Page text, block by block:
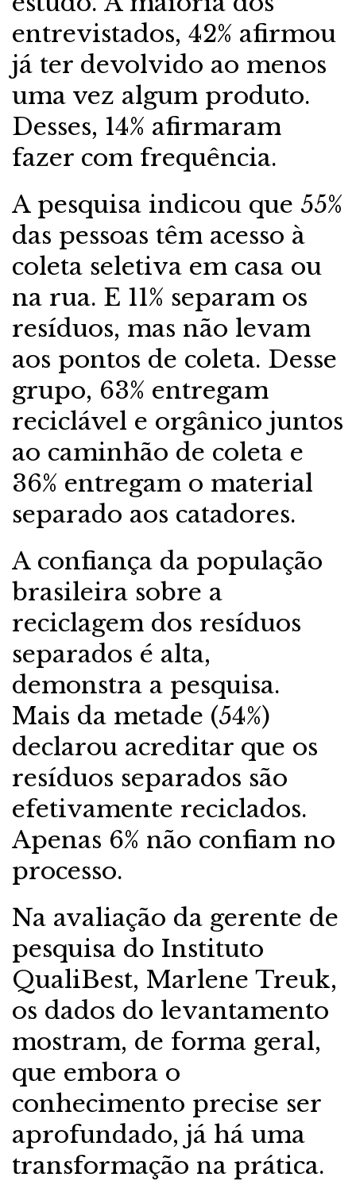
entrevistados, 42% afirmou
já ter devolvido ao menos
uma vez algum produto.
Desses, 14% afirmaram
fazer com frequência.
A pesquisa indicou que 55%
das pessoas têm acesso à
coleta seletiva em casa ou
na rua. E 11% separam os
resíduos, mas não levam
aos pontos de coleta. Desse
grupo, 63% entregam
reciclável e orgânico juntos
ao caminhão de coleta e
36% entregam o material
separado aos catadores.
A confiança da população
brasileira sobre a
reciclagem dos resíduos
separados é alta,
demonstra a pesquisa.
Mais da metade (54%)
declarou acreditar que os
resíduos separados são
efetivamente reciclados.
Apenas 6% não confiam no
processo.
Na avaliação da gerente de
pesquisa do Instituto
QualiBest, Marlene Treuk,
os dados do levantamento
mostram, de forma geral,
que embora o
conhecimento precise ser
aprofundado, já há uma
transformação na prática.